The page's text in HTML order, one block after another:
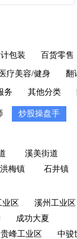
包装 百货零售
医疗美容/健身 翻
务 其他分类
炒股操盘手
溪美街道
洪梅镇 石井镇
业区 溪州工业区
成功大夏
贵峰工业区 中骏